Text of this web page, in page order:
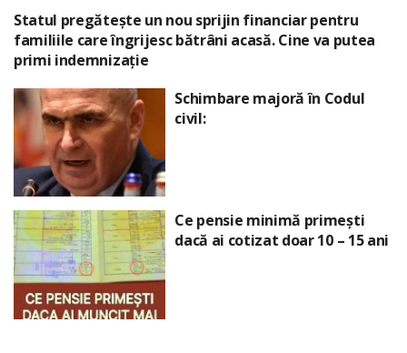
Statul pregătește un nou sprijin financiar pentru
familiile care îngrijesc bătrâni acasă. Cine va putea
primi indemnizație
Schimbare majoră în Codul
civil:
Ce pensie minimă primești
dacă ai cotizat doar 10 – 15 ani